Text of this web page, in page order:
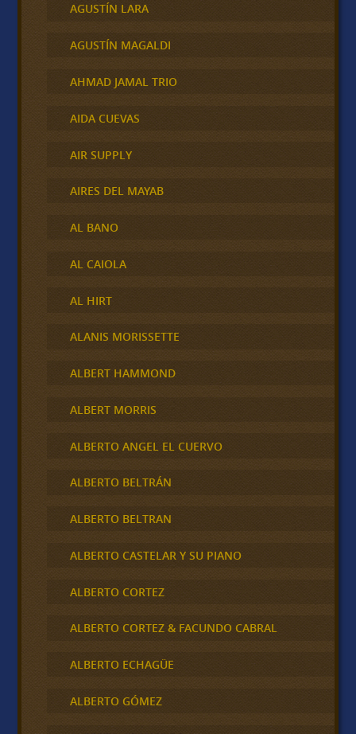
AGUSTÍN LARA
AGUSTÍN MAGALDI
AHMAD JAMAL TRIO
AIDA CUEVAS
AIR SUPPLY
AIRES DEL MAYAB
AL BANO
AL CAIOLA
AL HIRT
ALANIS MORISSETTE
ALBERT HAMMOND
ALBERT MORRIS
ALBERTO ANGEL EL CUERVO
ALBERTO BELTRÁN
ALBERTO BELTRAN
ALBERTO CASTELAR Y SU PIANO
ALBERTO CORTEZ
ALBERTO CORTEZ & FACUNDO CABRAL
ALBERTO ECHAGÜE
ALBERTO GÓMEZ